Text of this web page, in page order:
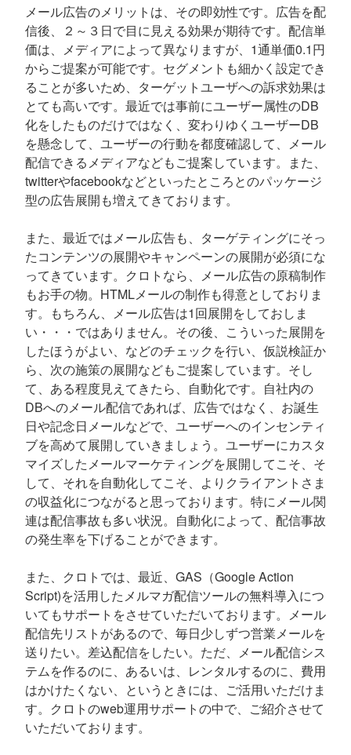
メール広告のメリットは、その即効性です。広告を配
信後、２～３日で目に見える効果が期待です。配信単
価は、メディアによって異なりますが、1通単価0.1円
からご提案が可能です。セグメントも細かく設定でき
ることが多いため、ターゲットユーザへの訴求効果は
とても高いです。最近では事前にユーザー属性のDB
化をしたものだけではなく、変わりゆくユーザーDB
を懸念して、ユーザーの行動を都度確認して、メール
配信できるメディアなどもご提案しています。また、
twitterやfacebookなどといったところとのパッケージ
型の広告展開も増えてきております。
また、最近ではメール広告も、ターゲティングにそっ
たコンテンツの展開やキャンペーンの展開が必須にな
ってきています。クロトなら、メール広告の原稿制作
もお手の物。HTMLメールの制作も得意としておりま
す。もちろん、メール広告は1回展開をしておしま
い・・・ではありません。その後、こういった展開を
したほうがよい、などのチェックを行い、仮説検証か
ら、次の施策の展開などもご提案しています。そし
て、ある程度見えてきたら、自動化です。自社内の
DBへのメール配信であれば、広告ではなく、お誕生
日や記念日メールなどで、ユーザーへのインセンティ
ブを高めて展開していきましょう。ユーザーにカスタ
マイズしたメールマーケティングを展開してこそ、そ
して、それを自動化してこそ、よりクライアントさま
の収益化につながると思っております。特にメール関
連は配信事故も多い状況。自動化によって、配信事故
の発生率を下げることができます。
また、クロトでは、最近、GAS（Google Action
Script)を活用したメルマガ配信ツールの無料導入につ
いてもサポートをさせていただいております。メール
配信先リストがあるので、毎日少しずつ営業メールを
送りたい。差込配信をしたい。ただ、メール配信シス
テムを作るのに、あるいは、レンタルするのに、費用
はかけたくない、というときには、ご活用いただけま
す。クロトのweb運用サポートの中で、ご紹介させて
いただいております。